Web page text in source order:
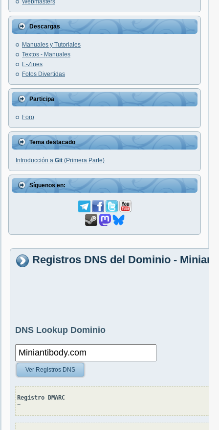
Webmasters
Descargas
Manuales y Tutoriales
Textos - Manuales
E-Zines
Fotos Divertidas
Participa
Foro
Tema destacado
Introducción a Git (Primera Parte)
Síguenos en:
Registros DNS del Dominio -
DNS Lookup Dominio
Ver Registros DNS
Registro DMARC
~